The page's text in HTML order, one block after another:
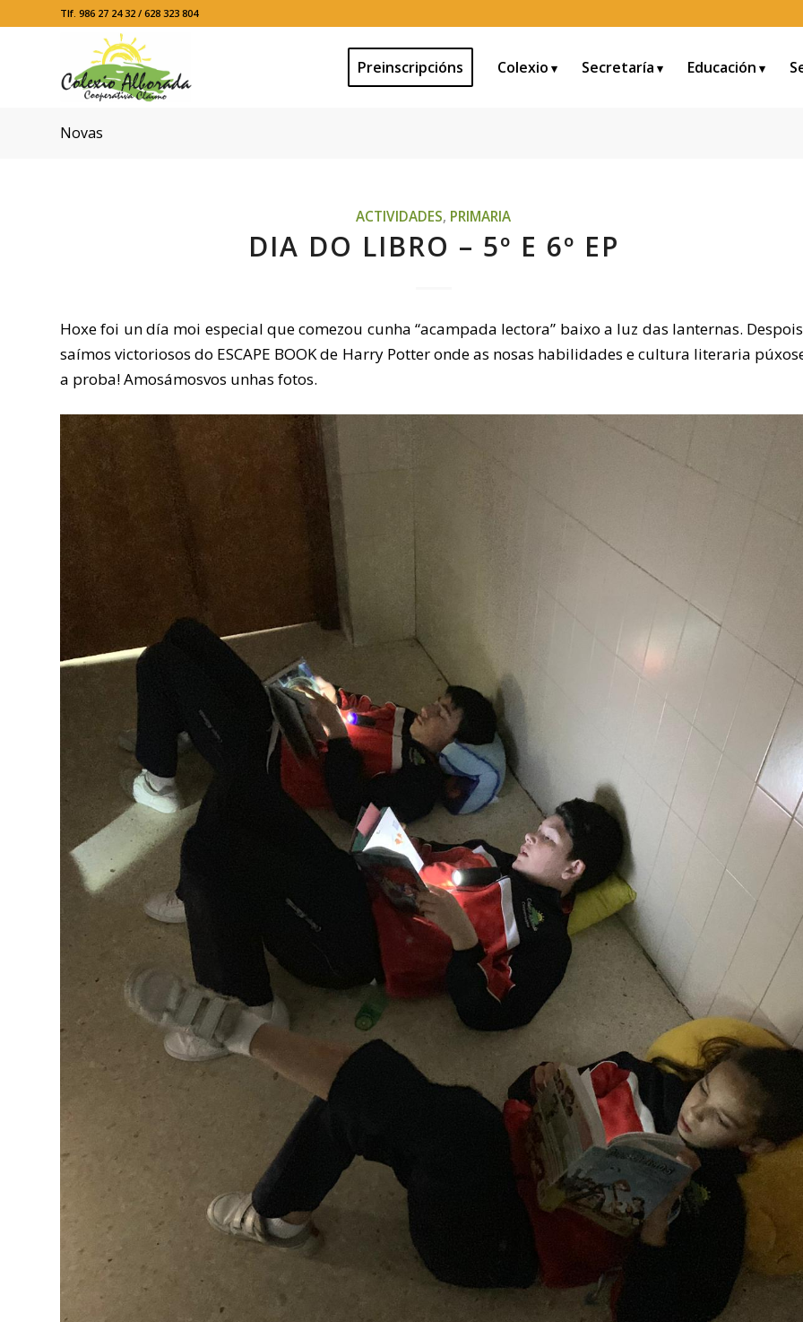
Tlf. 986 27 24 32 / 628 323 804
Preinscripcións Colexio Secretaría Educación
Novas
ACTIVIDADES, PRIMARIA
DIA DO LIBRO – 5º E 6º EP
Hoxe foi un día moi especial que comezou cunha “acampada lectora” baixo a luz das lanternas.
saímos victoriosos do ESCAPE BOOK de Harry Potter onde as nosas habilidades e cultura literaria
a proba! Amosámosvos unhas fotos.